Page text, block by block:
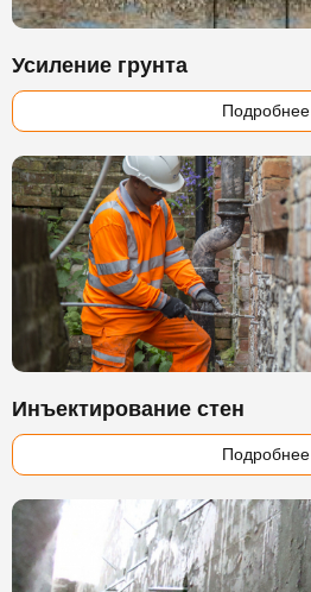
Усиление грунта
Подробнее
Инъектирование стен
Подробнее